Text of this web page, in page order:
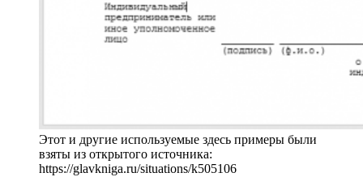
Этот и другие используемые здесь примеры были
взяты из открытого источника:
https://glavkniga.ru/situations/k505106